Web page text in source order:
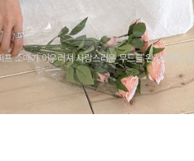
소매가 어우러져 사랑스러운 무드를 완성해주는
자연스럽게 퍼지는 플레어 라인으로 여성스럽고 편